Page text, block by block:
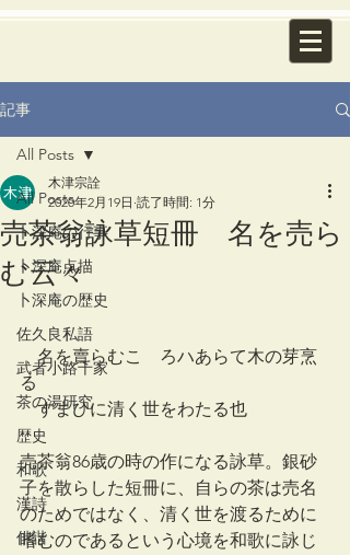
記事
All Posts
卜深庵の行事
卜深庵点描
卜深庵の歴史
佐久良私語
武者小路千家
茶の湯研究
歴史
和歌
漢詩
俳諧
All Posts
売茶翁詠草短冊 名を売ら
む云々
木津宗詮
2020年2月19日 読了時間: 1分
名を賣らむこゝろハあらて木の芽烹
る
すまひに清く世をわたる也
売茶翁86歳の時の作になる詠草。銀砂
子を散らした短冊に、自らの茶は売名
のためではなく、清く世を渡るために
嗜むのであるという心境を和歌に詠じ